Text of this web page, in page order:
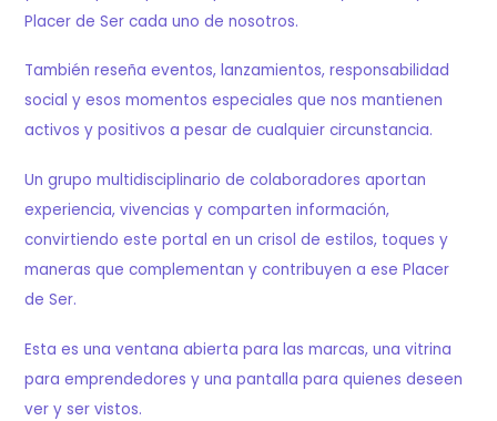
Placer de Ser cada uno de nosotros.
También reseña eventos, lanzamientos, responsabilidad
social y esos momentos especiales que nos mantienen
activos y positivos a pesar de cualquier circunstancia.
Un grupo multidisciplinario de colaboradores aportan
experiencia, vivencias y comparten información,
convirtiendo este portal en un crisol de estilos, toques y
maneras que complementan y contribuyen a ese Placer
de Ser.
Esta es una ventana abierta para las marcas, una vitrina
para emprendedores y una pantalla para quienes deseen
ver y ser vistos.